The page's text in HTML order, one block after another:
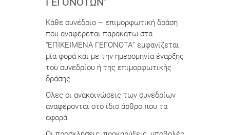
Κάθε συνέδριο – επιμορφωτική δράση
που αναφέρεται παρακάτω στα
“ΕΠΙΚΕΙΜΕΝΑ ΓΕΓΟΝΟΤΑ” εμφανίζεται
μία φορά και με την ημερομηνία έναρξης
του συνεδρίου ή της επιμορφωτικής
δράσης.
Όλες οι ανακοινώσεις των συνεδρίων
αναφέρονται στο ίδιο άρθρο που τα
αφορά.